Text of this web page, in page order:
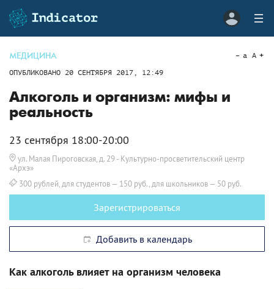
МЕДИЦИНА
ОПУБЛИКОВАНО 20 СЕНТЯБРЯ 2017, 12:49
a A
Алкоголь и организм: мифы и
реальность
23 сентября 18:00-20:00
ул. Малая Пироговская, д. 29- Культурно-просветительский центр
«Архэ»
300 рублей, для студентов — 150 руб., для школьников — 50 руб.
Зарегистрироваться
Добавить в календарь
Как алкоголь влияет на организм человека